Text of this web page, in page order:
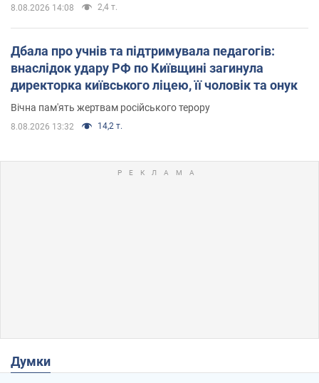
8.08.2026 14:08 2,4 т.
Дбала про учнів та підтримувала педагогів:
внаслідок удару РФ по Київщині загинула
директорка київського ліцею, її чоловік та онук
Вічна пам'ять жертвам російського терору
8.08.2026 13:32 14,2 т.
Думки